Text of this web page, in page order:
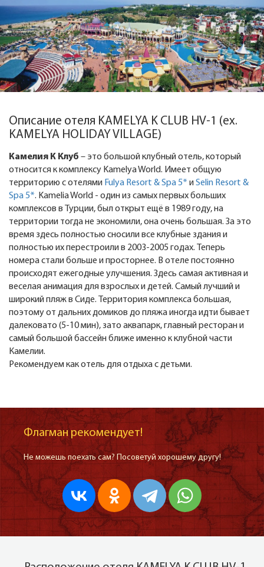
Описание отеля KAMELYA K CLUB HV-1 (ex.
KAMELYA HOLIDAY VILLAGE)
Камелия К Клуб – это большой клубный отель, который
относится к комплексу Kamelya World. Имеет общую
территорию с отелями Fulya Resort & Spa 5* иSelin Resort &
Spa 5*. Kamelia World - один из самых первых больших
комплексов в Турции, был открыт ещё в 1989 году, на
территории тогда не экономили, она очень большая. За это
время здесь полностью сносили все клубные здания и
полностью их перестроили в 2003-2005 годах. Теперь
номера стали больше и просторнее. В отеле постоянно
происходят ежегодные улучшения. Здесь самая активная и
веселая анимация для взрослых и детей. Самый лучший и
широкий пляж в Сиде. Территория комплекса большая,
поэтому от дальних домиков до пляжа иногда идти бывает
далековато (5-10 мин), зато аквапарк, главный ресторан и
самый большой бассейн ближе именно к клубной части
Камелии.
Рекомендуем как отель для отдыха с детьми.
Флагман рекомендует!
Не можешь поехать сам? Посоветуй хорошему другу!